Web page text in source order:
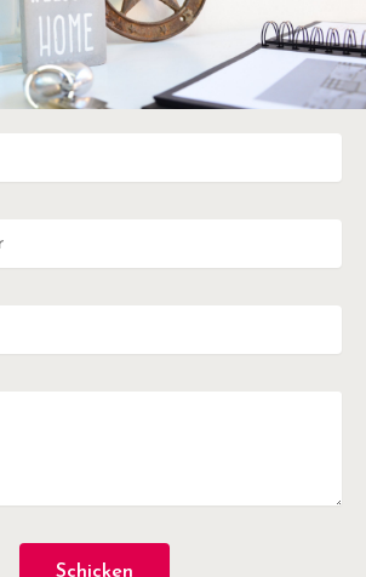
Schicken